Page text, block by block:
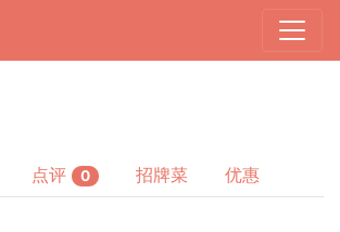
点评 0 招牌菜 优惠